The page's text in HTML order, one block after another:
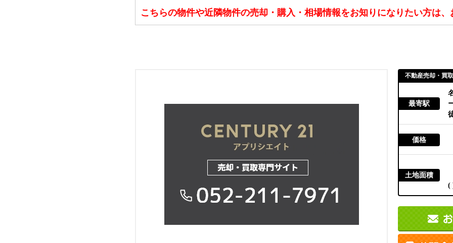
こちらの物件や近隣物件の売却・購入・相場情報をお知りになりたい方は、
不動産売却・買
最寄駅
価格
土地面積
(